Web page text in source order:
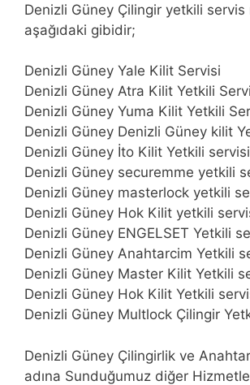
Denizli Güney Çilingir yetkili servis
aşağıdaki gibidir;
Denizli Güney Yale Kilit Servisi
Denizli Güney Atra Kilit Yetkili
Denizli Güney Yuma Kilit Yetkili
Denizli Güney Denizli Güney kilit
Denizli Güney İto Kilit Yetkili servisi
Denizli Güney securemme yetkili
Denizli Güney masterlock yetkili
Denizli Güney Hok Kilit yetkili
Denizli Güney ENGELSET Yetkili
Denizli Güney Anahtarcim Yetkili
Denizli Güney Master Kilit Yetkili
Denizli Güney Hok Kilit Yetkili
Denizli Güney Multlock Çilingir
Denizli Güney Çilingirlik ve
adına Sunduğumuz diğer